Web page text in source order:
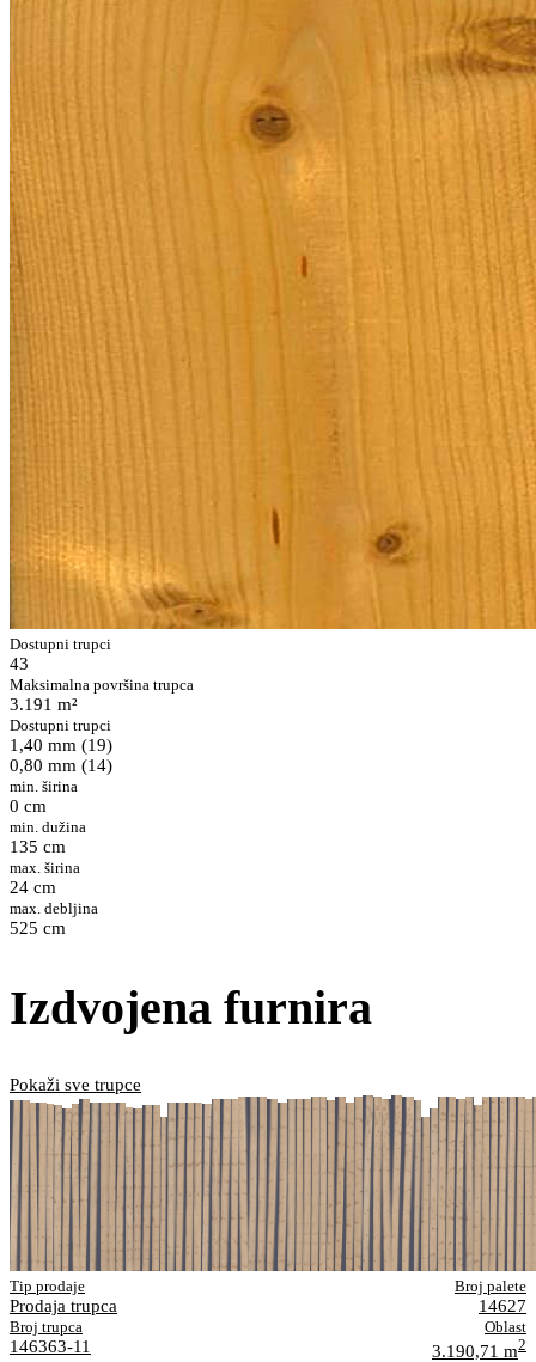
Dostupni trupci
43
Maksimalna površina trupca
3.191 m²
Dostupni trupci
1,40 mm (19)
0,80 mm (14)
min. širina
0 cm
min. dužina
135 cm
max. širina
24 cm
max. debljina
525 cm
Izdvojena furnira
Pokaži sve trupce
Tip prodaje
Prodaja trupca
Broj palete
14627
Broj trupca
146363-11
Oblast
3.190,71 m2